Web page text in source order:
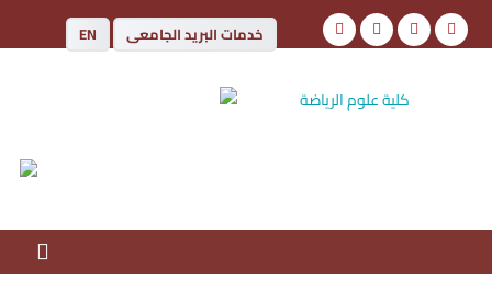
EN خدمات البريد الجامعى
كلية علوم الرياضة
جامعة أسوان